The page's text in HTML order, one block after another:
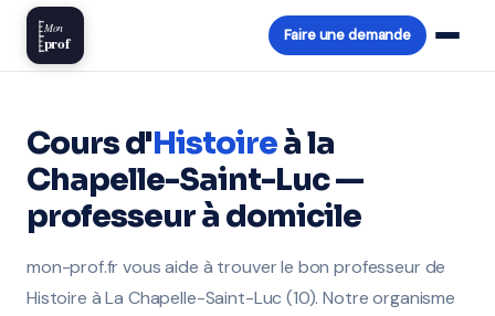
Mon
prof Faire une demande
Cours d'Histoireà la
Chapelle-Saint-Luc —
professeur à domicile
mon-prof.fr vous aide à trouver le bon professeur de
Histoire à La Chapelle-Saint-Luc (10). Notre organisme